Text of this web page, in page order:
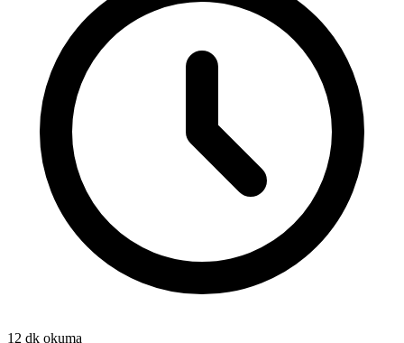
12 dk okuma